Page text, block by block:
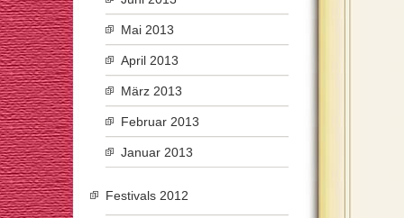
Mai 2013
April 2013
März 2013
Februar 2013
Januar 2013
Festivals 2012